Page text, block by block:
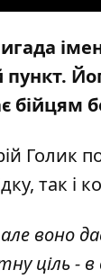
бійцям
Голик
так і
воно
ціль -